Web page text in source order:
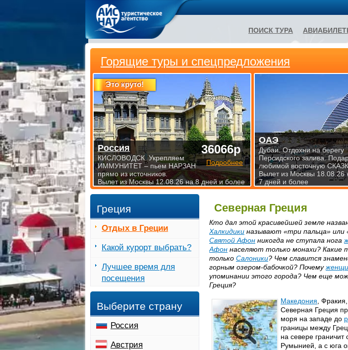
Северная Греция
Кто дал этой красивейшей земле
Халкидики называют «три пальца» или
Святой Афон никогда не ступала нога
Афон населяют только монахи? Какие
только Салоники? Чем славится
горным озером-бабочкой? Почему
упоминании этого города? Чем еще
Греция?
Македония ,
Северная Греция
моря на западе до
границы между
на севере
Румынией, а с юга
Греция
Отдых в Греции
Какой курорт выбрать?
Лучшее время для
посещения
Выберите страну
Россия
Австрия
Горящие туры и спецпредложения
Это круто!
36066р
Подробнее
Россия
КИСЛОВОДСК. Укрепляем
ИММУНИТЕТ – пьем НАРЗАН
прямо из источников.
Вылет из Москвы 12.08.26 на 8 дней и более
ОАЭ
Дубаи. Отдохни на берегу
Персидского залива.
любимой восточную
Вылет из Москвы 18.08.26
7 дней и более
ПОИСК ТУРА